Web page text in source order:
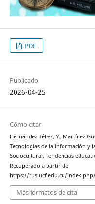
PDF
Publicado
2026-04-25
Cómo citar
Hernández Téllez, Y., Martínez
Tecnologías de la información y
Sociocultural. Tendencias
Recuperado a partir de
https://rus.ucf.edu.cu/
Más formatos de cita